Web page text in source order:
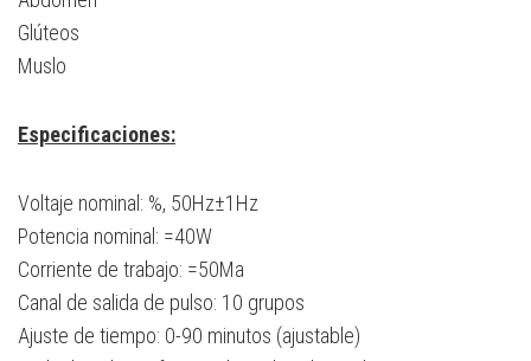
Glúteos
Muslo
Especificaciones:
Voltaje nominal: %, 50Hz±1Hz
Potencia nominal: =40W
Corriente de trabajo: =50Ma
Canal de salida de pulso: 10 grupos
Ajuste de tiempo: 0-90 minutos (ajustable)